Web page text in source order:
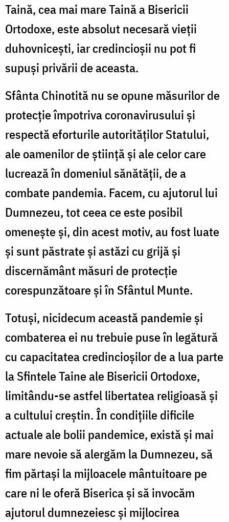
Taină, cea mai mare Taină a Bisericii
Ortodoxe, este absolut necesară vieții
duhovnicești, iar credincioșii nu pot fi
supuși privării de aceasta.
Sfânta Chinotită nu se opune măsurilor de
protecție împotriva coronavirusului și
respectă eforturile autorităților Statului,
ale oamenilor de știință și ale celor care
lucrează în domeniul sănătății, de a
combate pandemia. Facem, cu ajutorul lui
Dumnezeu, tot ceea ce este posibil
omenește și, din acest motiv, au fost luate
și sunt păstrate și astăzi cu grijă și
discernământ măsuri de protecție
corespunzătoare și în Sfântul Munte.
Totuși, nicidecum această pandemie și
combaterea ei nu trebuie puse în legătură
cu capacitatea credincioșilor de a lua parte
la Sfintele Taine ale Bisericii Ortodoxe,
limitându-se astfel libertatea religioasă și
a cultului creștin. În condițiile dificile
actuale ale bolii pandemice, există și mai
mare nevoie să alergăm la Dumnezeu, să
fim părtași la mijloacele mântuitoare pe
care ni le oferă Biserica și să invocăm
ajutorul dumnezeiesc și mijlocirea